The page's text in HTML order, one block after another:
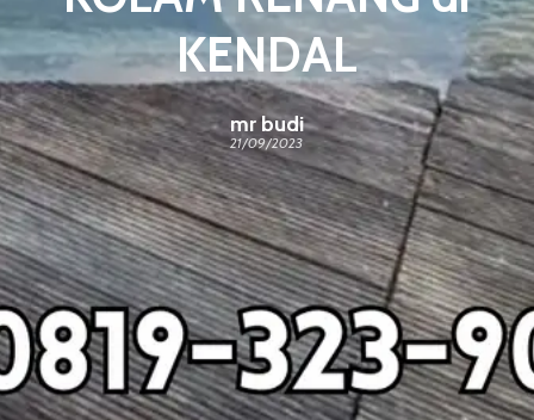
KENDAL
mr budi
21/09/2023